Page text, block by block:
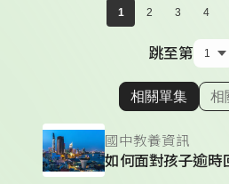
1 2 3 4
跳至第
顯示
相關單集 相
國中教養資訊
如何面對孩子逾時